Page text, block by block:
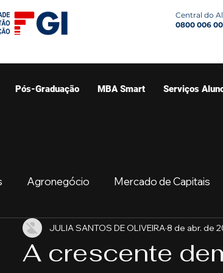
Central do
0800 006
Pós-Graduação MBA Smart Serviços
Agronegócio Mercado de Capitais
Resumo do Mercado Sua
A crescente
JULIA SANTOS DE OLIVEIRA 8 de abr. de